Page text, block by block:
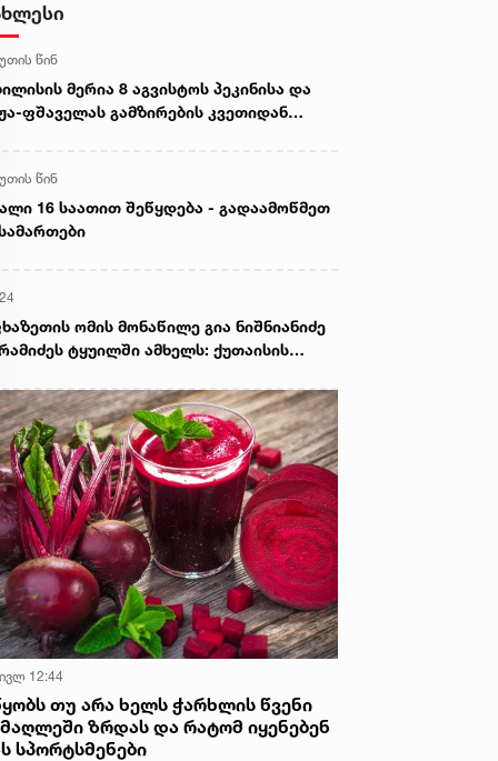
წინ
მერია 8 აგვისტოს პეკინისა და
ფშაველას გამზირების კვეთიდან
წინ
16 საათით შეწყდება - გადაამოწმეთ
ომის მონაწილე გია ნიშნიანიძე
ტყუილში ამხელს: ქუთაისის
მეომარი, იმავე დღეს გავფრინდი
აეროდრომზე მოვიდნენ
ოზგანი და ბესლან კობახია,
ჩვენი ბიჭები და მოხდა გაცვლა
ყველაზე. რა ბარამიძე, რის ბარამიძე
ბარამიძე არც ყოფილა და არც არავის
12:44
თუ არა ხელს ჭარხლის წვენი
ზრდას და რატომ იყენებენ
სპორტსმენები